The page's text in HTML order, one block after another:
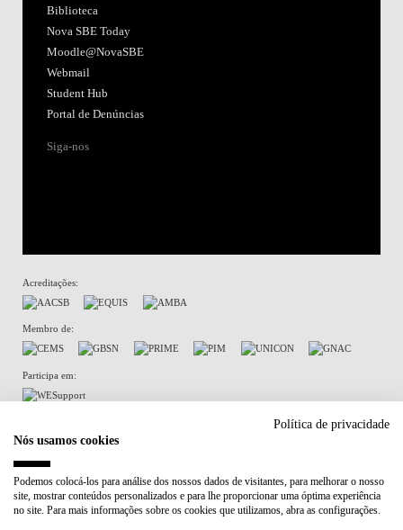
Biblioteca
Nova SBE Today
Moodle@NovaSBE
Webmail
Student Hub
Portal de Denúncias
Siga-nos
Acreditações:
Membro de:
Participa em:
Política de privacidade
Nós usamos cookies
Podemos colocá-los para análise dos nossos dados de visitantes, para melhorar o nosso
site, mostrar conteúdos personalizados e para lhe proporcionar uma óptima experiência
no site. Para mais informações sobre os cookies que utilizamos, abra as configurações.